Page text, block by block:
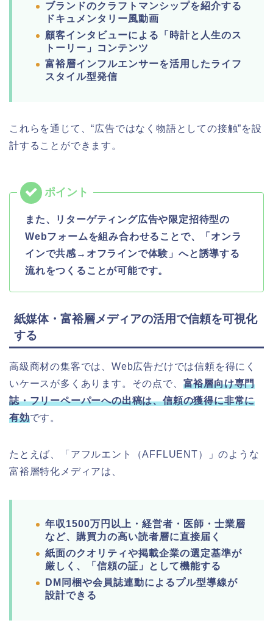
ブランドのクラフトマンシップを紹介する
ドキュメンタリー風動画
顧客インタビューによる「時計と人生のス
トーリー」コンテンツ
富裕層インフルエンサーを活用したライフ
スタイル型発信
これらを通じて、“広告ではなく物語としての接触”を設
計することができます。
また、リターゲティング広告や限定招待型の
Webフォームを組み合わせることで、「オンラ
インで共感→オフラインで体験」へと誘導する
流れをつくることが可能です。
紙媒体・富裕層メディアの活用で信頼を可視化
する
高級商材の集客では、Web広告だけでは信頼を得にく
いケースが多くあります。 その点で、 富裕層向け専門
誌・フリーペーパーへの出稿は、信頼の獲得に非常に
有効です。
たとえば、「アフルエント（AFFLUENT）」のような
富裕層特化メディアは、
年収1500万円以上・経営者・医師・士業層
など、購買力の高い読者層に直接届く
紙面のクオリティや掲載企業の選定基準が
厳しく、「信頼の証」として機能する
DM同梱や会員誌連動によるプル型導線が
設計できる